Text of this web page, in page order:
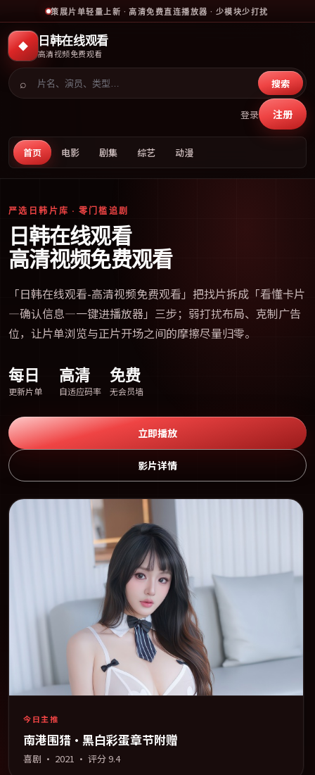
策展片单轻量上新 · 高清免费直连播放器 · 少模块少打扰
◆ 日韩在线观看
高清视频免费观看
首页 电影 剧集 综艺 动漫
⌕ 搜索
登录 注册
严选日韩片库 · 零门槛追剧
日韩在线观看
高清视频免费观看
「日韩在线观看-高清视频免费观看 」把找片拆成「看懂卡片
—确认信息—一键进播放器」三步；弱打扰布局、克制广告
位，让片单浏览与正片开场之间的摩擦尽量归零。
每日
更新片单
高清
自适应码率
免费
无会员墙
立即播放
影片详情
今日主推
南港围猎·黑白彩蛋章节附赠
喜剧 · 2021 · 评分9.4